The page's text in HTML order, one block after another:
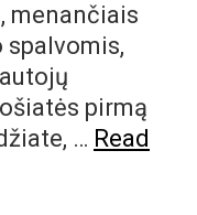
menančiais
spalvomis,
pirmą
… Read